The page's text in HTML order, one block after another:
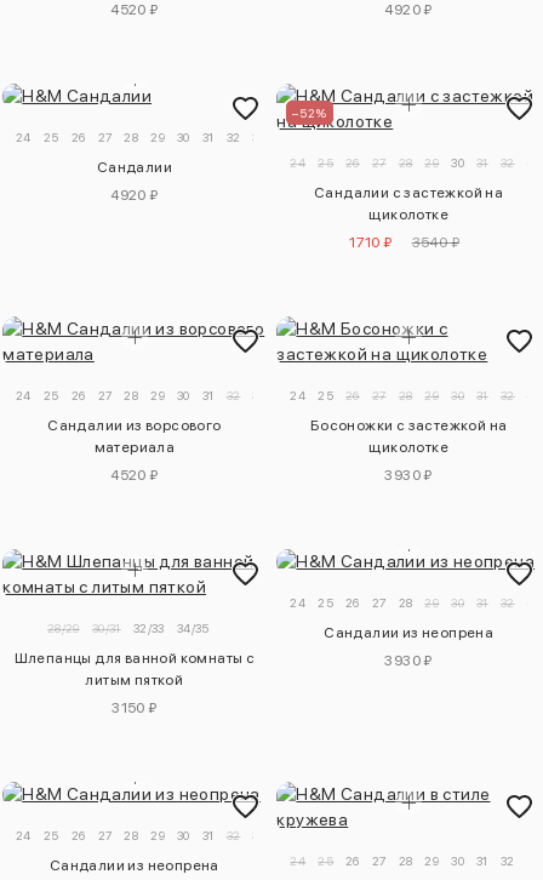
4520 ₽
4920 ₽
24 25 26 27 28 29 30 31 32 33
Сандалии
4920 ₽
–52%
24 25 26 27 28 29 30 31 32
Сандалии с застежкой на
щиколотке
1710 ₽
3540 ₽
24 25 26 27 28 29 30 31 32 33 34
Сандалии из ворсового
материала
4520 ₽
24 25 26 27 28 29 30 31 32
Босоножки с застежкой на
щиколотке
3930 ₽
28/29 30/31 32/33 34/35
Шлепанцы для ванной комнаты с
литым пяткой
3150 ₽
24 25 26 27 28 29 30 31 32
Сандалии из неопрена
3930 ₽
24 25 26 27 28 29 30 31 32 33
Сандалии из неопрена
24 25 26 27 28 29 30 31 32